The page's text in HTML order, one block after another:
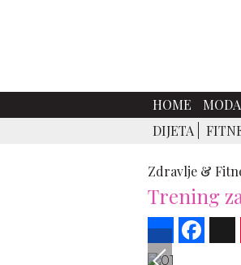
HOME MODA
DIJETA
Zdravlje &
Trening
Share